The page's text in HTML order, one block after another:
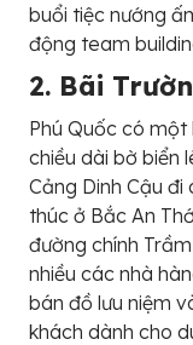
buổi tiệc nướng
động team
2. Bãi
Phú Quốc có
chiều dài bờ biển
Cảng Dinh Cậu
thúc ở Bắc An
đường chính
nhiều các nhà
bán đồ lưu niệm
khách dành cho